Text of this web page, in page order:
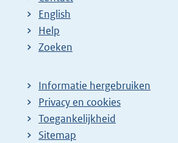
English
Help
Zoeken
Informatie hergebruiken
Privacy en cookies
Toegankelijkheid
Sitemap